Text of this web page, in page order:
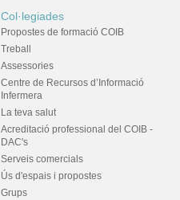
Col·legiades
Propostes de formació COIB
Treball
Assessories
Centre de Recursos d’Informació
Infermera
La teva salut
Acreditació professional del COIB -
DAC's
Serveis comercials
Ús d'espais i propostes
Grups